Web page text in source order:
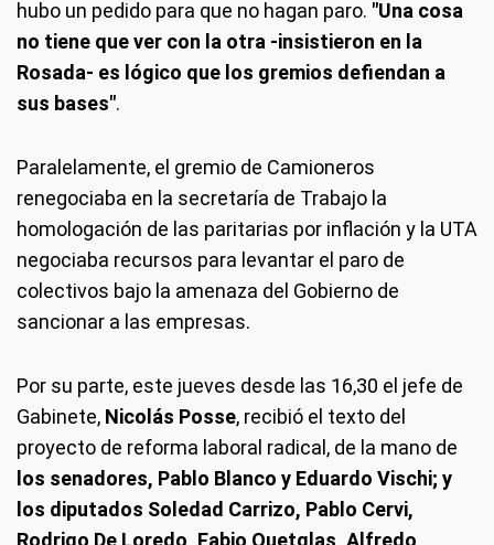
hubo un pedido para que no hagan paro. "Una cosa
no tiene que ver con la otra -insistieron en la
Rosada- es lógico que los gremios defiendan a
sus bases".
Paralelamente, el gremio de Camioneros
renegociaba en la secretaría de Trabajo la
homologación de las paritarias por inflación y la UTA
negociaba recursos para levantar el paro de
colectivos bajo la amenaza del Gobierno de
sancionar a las empresas.
Por su parte, este jueves desde las 16,30 el jefe de
Gabinete, Nicolás Posse, recibió el texto del
proyecto de reforma laboral radical, de la mano de
los senadores, Pablo Blanco y Eduardo Vischi; y
los diputados Soledad Carrizo, Pablo Cervi,
Rodrigo De Loredo, Fabio Quetglas, Alfredo